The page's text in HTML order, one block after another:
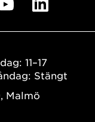
11–17
Stängt
Malmö